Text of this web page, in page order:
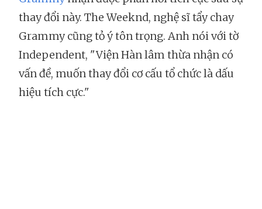
thay đổi này. The Weeknd, nghệ sĩ tẩy chay
Grammy cũng tỏ ý tôn trọng. Anh nói với tờ
Independent, "Viện Hàn lâm thừa nhận có
vấn đề, muốn thay đổi cơ cấu tổ chức là dấu
hiệu tích cực."